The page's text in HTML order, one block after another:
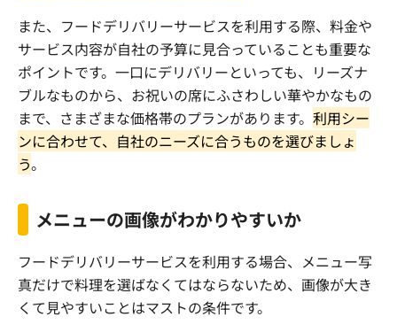
また、フードデリバリーサービスを利用する際、料金や
サービス内容が自社の予算に見合っていることも重要な
ポイントです。一口にデリバリーといっても、リーズナ
ブルなものから、お祝いの席にふさわしい華やかなもの
まで、さまざまな価格帯のプランがあります。 利用シー
ンに合わせて、自社のニーズに合うものを選びましょ
う。
メニューの画像がわかりやすいか
フードデリバリーサービスを利用する場合、メニュー写
真だけで料理を選ばなくてはならないため、画像が大き
くて見やすいことはマストの条件です。